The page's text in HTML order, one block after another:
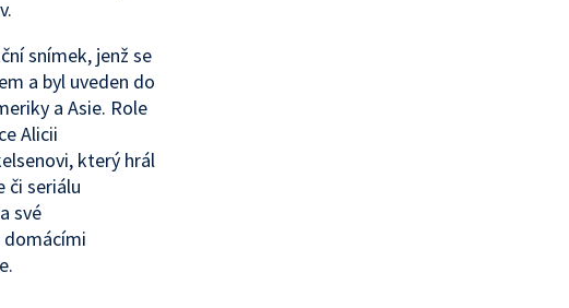
snímek, jenž se
a byl uveden do
a Asie. Role
Alicii
který hrál
či seriálu
své
domácími